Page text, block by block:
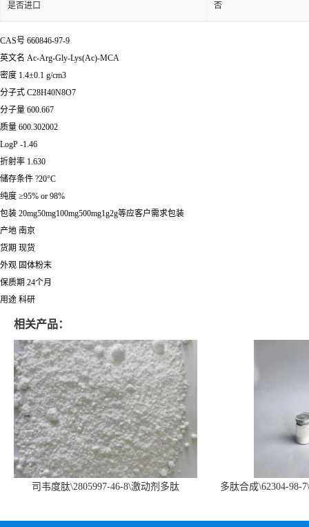
是否进口 否
CAS号 660846-97-9
英文名 Ac-Arg-Gly-Lys(Ac)-MCA
密度 1.4±0.1 g/cm3
分子式 C28H40N8O7
分子量 600.667
质量 600.302002
LogP -1.46
折射率 1.630
储存条件 ?20°C
纯度 ≥95% or 98%
包装 20mg50mg100mg500mg1g2g等应客户需求包装
产地 南京
货期 现货
外观 固体粉末
保质期 24个月
用途 科研
相关产品：
司韦度肽\2805997-46-8\激动剂多肽
多肽合成\62304-98-